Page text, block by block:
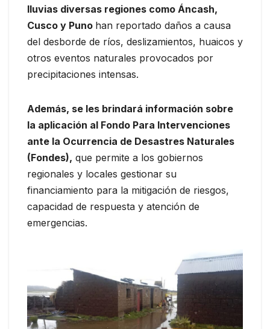
lluvias diversas regiones como Áncash,
Cusco y Puno han reportado daños a causa
del desborde de ríos, deslizamientos, huaicos y
otros eventos naturales provocados por
precipitaciones intensas.
Además, se les brindará información sobre
la aplicación al Fondo Para Intervenciones
ante la Ocurrencia de Desastres Naturales
(Fondes), que permite a los gobiernos
regionales y locales gestionar su
financiamiento para la mitigación de riesgos,
capacidad de respuesta y atención de
emergencias.